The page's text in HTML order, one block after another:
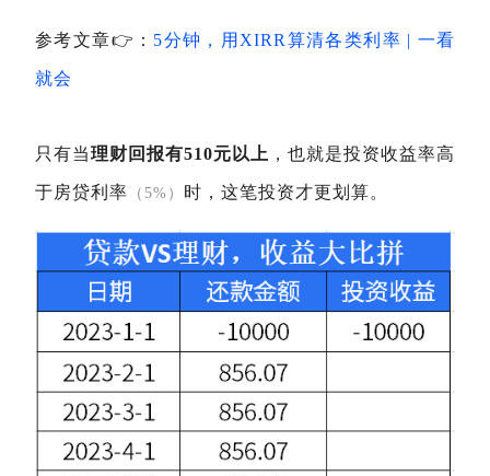
参考文章👉 ： 5分钟，用XIRR算清各类利率 | 一看
就会
只有当理财回报有510元以上 ，也就是投资收益率高
于房贷利率 （5%） 时，这笔投资才更划算。